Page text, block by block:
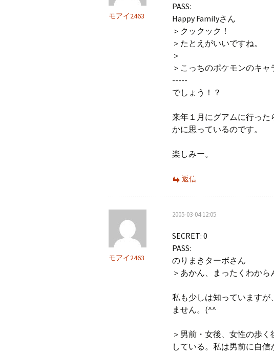
モアイ2463
PASS:
Happy Familyさん
＞クックック！
＞たとえがいいですね。
＞
＞こっちのポケモンのキ
-----
でしょう！？
来年１月にグアムに行っ
かに思っているのです。
楽しみー。
返信
モアイ2463
2005-03-04 12:05
SECRET: 0
PASS:
のりまきターボさん
＞あかん、まったくわから
私も少しは知っています
ません。(^^ゞ
＞男前・女後、女性の歩
している。私は男前に自信